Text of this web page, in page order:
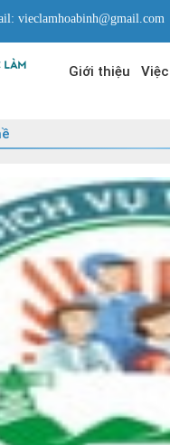
vieclamhoabinh@gmail.com
Giới thiệu